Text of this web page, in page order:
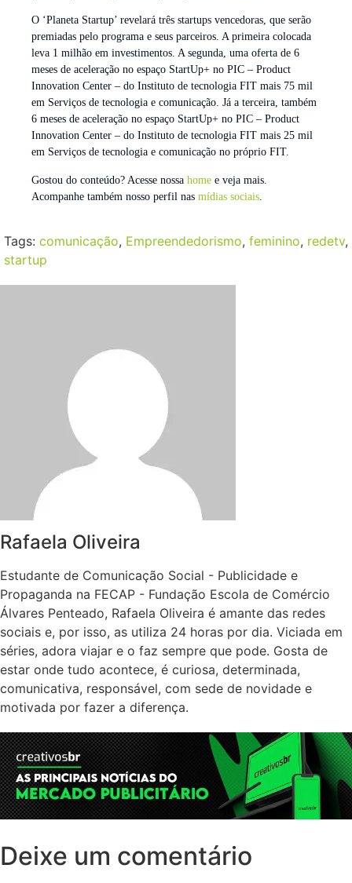
O ‘Planeta Startup’ revelará três startups vencedoras, que serão
premiadas pelo programa e seus parceiros. A primeira colocada
leva 1 milhão em investimentos. A segunda, uma oferta de 6
meses de aceleração no espaço StartUp+ no PIC – Product
Innovation Center – do Instituto de tecnologia FIT mais 75 mil
em Serviços de tecnologia e comunicação. Já a terceira, também
6 meses de aceleração no espaço StartUp+ no PIC – Product
Innovation Center – do Instituto de tecnologia FIT mais 25 mil
em Serviços de tecnologia e comunicação no próprio FIT.
Gostou do conteúdo? Acesse nossa home e veja mais.
Acompanhe também nosso perfil nas mídias sociais
Tags: comunicação, Empreendedorismo, feminino, redetv,
startup
Rafaela Oliveira
Estudante de Comunicação Social - Publicidade e
Propaganda na FECAP - Fundação Escola de Comércio
Álvares Penteado, Rafaela Oliveira é amante das redes
sociais e, por isso, as utiliza 24 horas por dia. Viciada em
séries, adora viajar e o faz sempre que pode. Gosta de
estar onde tudo acontece, é curiosa, determinada,
comunicativa, responsável, com sede de novidade e
motivada por fazer a diferença.
Deixe um comentário